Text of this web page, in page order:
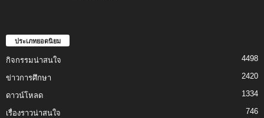
ประเภทยอดนิยม
กิจกรรมน่าสนใจ 4498
ข่าวการศึกษา 2420
ดาวน์โหลด 1334
เรื่องราวน่าสนใจ 746